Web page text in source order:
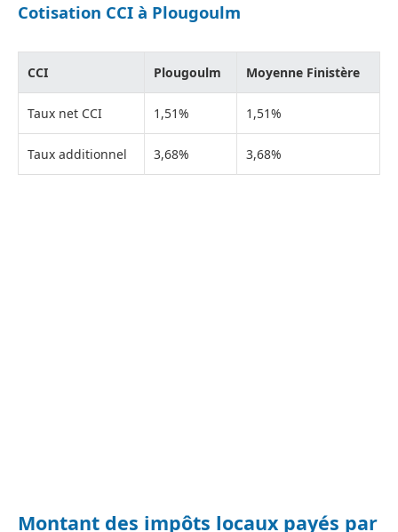
Cotisation CCI à Plougoulm
CCI Plougoulm Moyenne Finistère
Taux net CCI 1,51% 1,51%
Taux additionnel 3,68% 3,68%
Montant des impôts locaux payés par